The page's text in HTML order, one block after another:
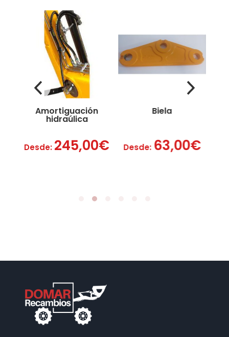
Amortiguación
hidraúlica
Desde: 245,00€
Biela
Desde: 63,00€